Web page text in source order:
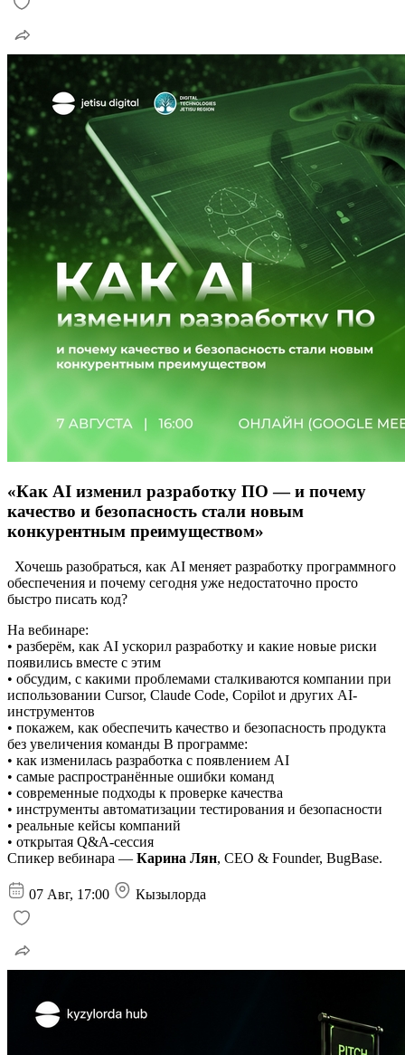
«Как AI изменил разработку ПО — и почему
качество и безопасность стали новым
конкурентным преимуществом»
Хочешь разобраться, как AI меняет разработку программного
обеспечения и почему сегодня уже недостаточно просто
быстро писать код?
На вебинаре:
• разберём, как AI ускорил разработку и какие новые риски
появились вместе с этим
• обсудим, с какими проблемами сталкиваются компании при
использовании Cursor, Claude Code, Copilot и других AI-
инструментов
• покажем, как обеспечить качество и безопасность продукта
без увеличения команды В программе:
• как изменилась разработка с появлением AI
• самые распространённые ошибки команд
• современные подходы к проверке качества
• инструменты автоматизации тестирования и безопасности
• реальные кейсы компаний
• открытая Q&A-сессия
Спикер вебинара — Карина Лян, CEO & Founder, BugBase.
07 Авг, 17:00 Кызылорда